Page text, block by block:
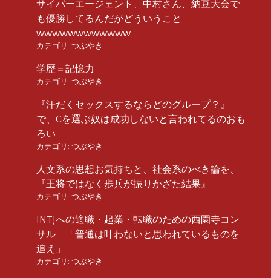
サイバーエージェント、中村さん、納豆大会で
も優勝してるんだがどういうこと
wwwwwwwwwwww
カテゴリ: つぶやき
学歴＝記憶力
カテゴリ: つぶやき
『汗だくセックスするならどのグループ？』
で、Cを選ぶ奴は成功しないと言われてるのおも
ろい
カテゴリ: つぶやき
人文系の思想お気持ちと、社会系のべき論を、
『王将ではなく歩兵が振りかざた結果』
カテゴリ: つぶやき
INTJへの適職・起業・転職のための西園寺コン
サル 「普通は叶わないと思われているものを
追え」
カテゴリ: つぶやき